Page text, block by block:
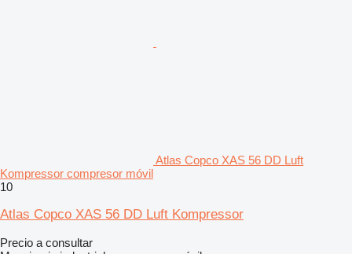
Atlas Copco XAS 56 DD Luft
Kompressor compresor móvil
10
Atlas Copco XAS 56 DD Luft Kompressor
Precio a consultar